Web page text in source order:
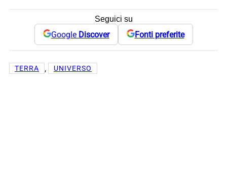
Seguici su
Google Discover Fonti preferite
TERRA , UNIVERSO